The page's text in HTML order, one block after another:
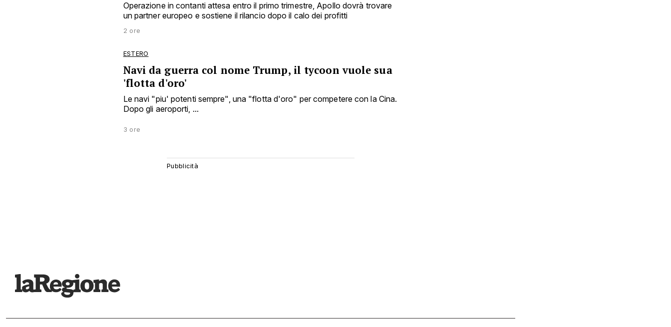
Operazione in contanti attesa entro il primo trimestre, Apollo dovrà trovare
un partner europeo e sostiene il rilancio dopo il calo dei profitti
2 ore
ESTERO
Navi da guerra col nome Trump, il tycoon vuole sua
'flotta d'oro'
Le navi "piu' potenti sempre", una "flotta d'oro" per competere con la Cina.
Dopo gli aeroporti, ...
3 ore